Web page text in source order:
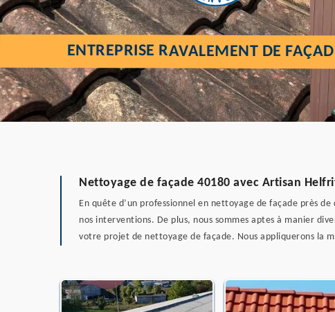
ENTREPRISE RAVALEMENT DE
Nettoyage de façade 40180 avec Artisan
En quête d’un professionnel en nettoyage de façade près
nos interventions. De plus, nous sommes aptes à manier
votre projet de nettoyage de façade. Nous appliquerons la